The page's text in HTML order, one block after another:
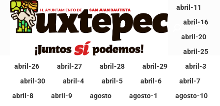
Ver todo abril abril-1
abril-11
abril-12
abril-13 abril-14 abril-15
abril-16
abril-19
abril-20
abril-21
abril-22 abril-23 abril-24
abril-25
abril-26
abril-27 abril-28 abril-29
abril-3
abril-30
abril-4 abril-5 abril-6
abril-7
abril-8
abril-9 agosto agosto-1
agosto-10